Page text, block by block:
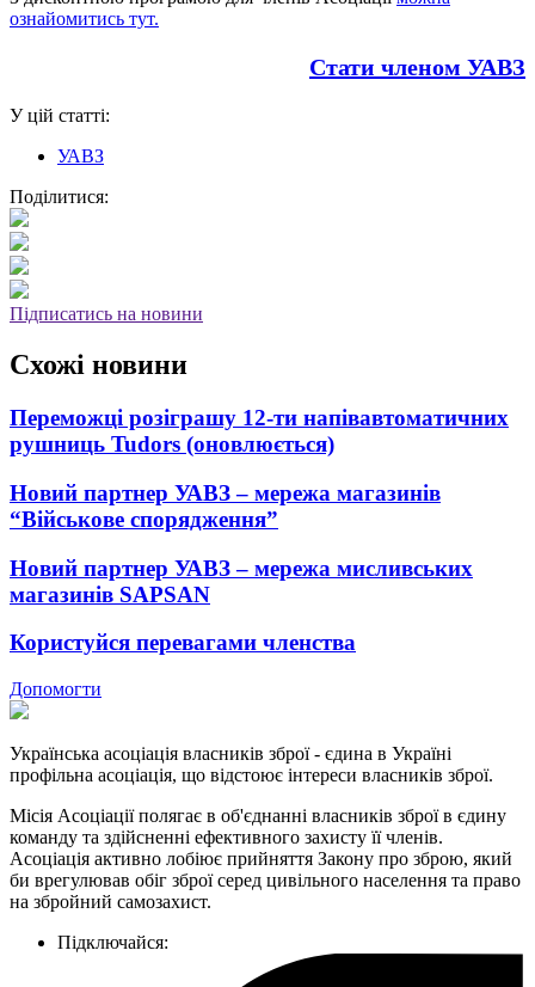
ознайомитись тут.
Стати членом УАВЗ
У цій статті:
УАВЗ
Поділитися:
Підписатись на новини
Схожі новини
Переможці розіграшу 12-ти напівавтоматичних
рушниць Tudors (оновлюється)
Новий партнер УАВЗ – мережа магазинів
“Військове спорядження”
Новий партнер УАВЗ – мережа мисливських
магазинів SAPSAN
Користуйся перевагами членства
Допомогти
Українська асоціація власників зброї - єдина в Україні
профільна асоціація, що відстоює інтереси власників зброї.
Місія Асоціації полягає в об'єднанні власників зброї в єдину
команду та здійсненні ефективного захисту її членів.
Асоціація активно лобіює прийняття Закону про зброю, який
би врегулював обіг зброї серед цивільного населення та право
на збройний самозахист.
Підключайся: